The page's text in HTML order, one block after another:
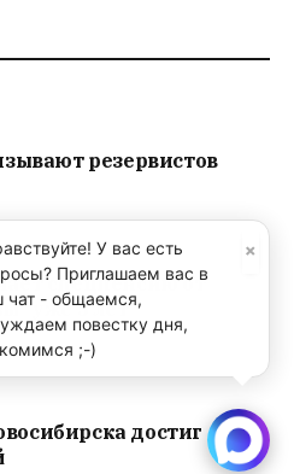
резервистов
спецпенсию от
“уже 5 лет”
достиг
×
У вас есть
Приглашаем вас в
чат - общаемся,
повестку дня,
;-)